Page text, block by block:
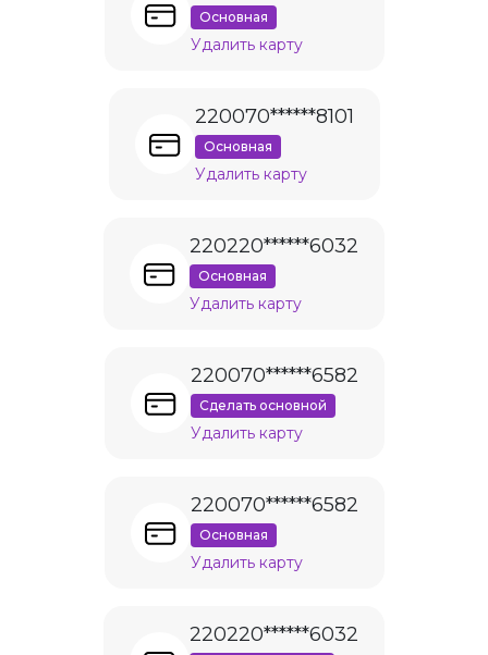
Основная
Удалить карту
220070******8101
Основная
Удалить карту
220220******6032
Основная
Удалить карту
220070******6582
Сделать основной
Удалить карту
220070******6582
Основная
Удалить карту
220220******6032